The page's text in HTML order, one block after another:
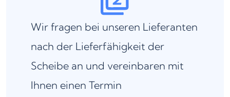
Wir fragen bei unseren Lieferanten
nach der Lieferfähigkeit der
Scheibe an und vereinbaren mit
Ihnen einen Termin